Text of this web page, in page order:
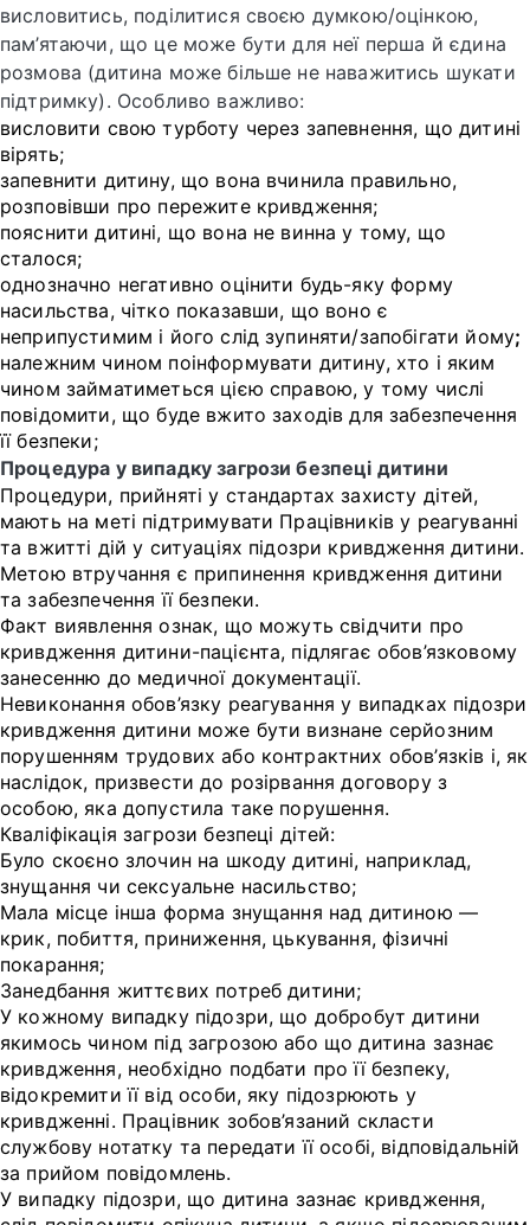
висловитись, поділитися своєю думкою/оцінкою,
пам’ятаючи, що це може бути для неї перша й єдина
розмова (дитина може більше не наважитись шукати
підтримку). Особливо важливо:
висловити свою турботу через запевнення, що дитині
вірять;
запевнити дитину, що вона вчинила правильно,
розповівши про пережите кривдження;
пояснити дитині, що вона не винна у тому, що
сталося;
однозначно негативно оцінити будь-яку форму
насильства, чітко показавши, що воно є
неприпустимим і його слід зупиняти/запобігати йому;
належним чином поінформувати дитину, хто і яким
чином займатиметься цією справою, у тому числі
повідомити, що буде вжито заходів для забезпечення
її безпеки;
Процедура у випадку загрози безпеці дитини
Процедури, прийняті у стандартах захисту дітей,
мають на меті підтримувати Працівників у реагуванні
та вжитті дій у ситуаціях підозри кривдження дитини.
Метою втручання є припинення кривдження дитини
та забезпечення її безпеки.
Факт виявлення ознак, що можуть свідчити про
кривдження дитини-пацієнта, підлягає обов’язковому
занесенню до медичної документації.
Невиконання обов’язку реагування у випадках підозри
кривдження дитини може бути визнане серйозним
порушенням трудових або контрактних обов’язків і, як
наслідок, призвести до розірвання договору з
особою, яка допустила таке порушення.
Кваліфікація загрози безпеці дітей:
Було скоєно злочин на шкоду дитині, наприклад,
знущання чи сексуальне насильство;
Мала місце інша форма знущання над дитиною —
крик, побиття, приниження, цькування, фізичні
покарання;
Занедбання життєвих потреб дитини;
У кожному випадку підозри, що добробут дитини
якимось чином під загрозою або що дитина зазнає
кривдження, необхідно подбати про її безпеку,
відокремити її від особи, яку підозрюють у
кривдженні. Працівник зобов’язаний скласти
службову нотатку та передати її особі, відповідальній
за прийом повідомлень.
У випадку підозри, що дитина зазнає кривдження,